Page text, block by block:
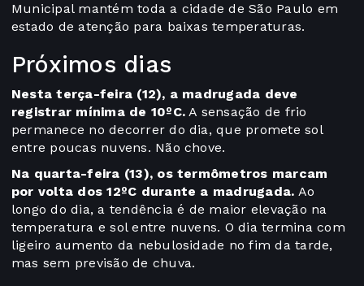
Municipal mantém toda a cidade de São Paulo em
estado de atenção para baixas temperaturas.
Próximos dias
Nesta terça-feira (12), a madrugada deve
registrar mínima de 10ºC. A sensação de frio
permanece no decorrer do dia, que promete sol
entre poucas nuvens. Não chove.
Na quarta-feira (13), os termômetros marcam
por volta dos 12ºC durante a madrugada. Ao
longo do dia, a tendência é de maior elevação na
temperatura e sol entre nuvens. O dia termina com
ligeiro aumento da nebulosidade no fim da tarde,
mas sem previsão de chuva.